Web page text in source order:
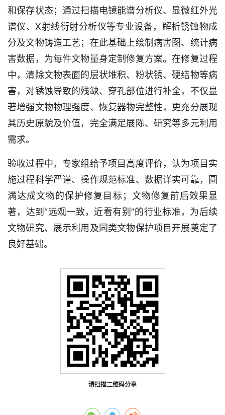
和保存状态；通过扫描电镜能谱分析仪、显微红外光
谱仪、X射线衍射分析仪等专业设备，解析锈蚀物成
分及文物铸造工艺；在此基础上绘制病害图、统计病
害数据，为每件文物量身定制修复方案。在修复过程
中，清除文物表面的层状堆积、粉状锈、硬结物等病
害，对锈蚀导致的残缺、穿孔部位进行补全，不仅显
著增强文物物理强度、恢复器物完整性，更充分展现
其历史原貌及价值，完全满足展陈、研究等多元利用
需求。
验收过程中，专家组给予项目高度评价，认为项目实
施过程科学严谨、操作规范标准、数据详实可靠，圆
满达成文物的保护修复目标；文物修复前后效果显
著，达到“远观一致，近看有别”的行业标准，为后续
文物研究、展示利用及同类文物保护项目开展奠定了
良好基础。
请扫描二维码分享